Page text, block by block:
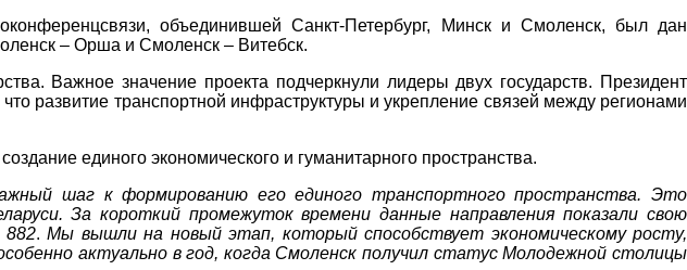
объединившей Санкт-Петербург, Минск и Смоленск, был дан
– Орша и Смоленск – Витебск.
Важное значение проекта подчеркнули лидеры двух государств. Президент
развитие транспортной инфраструктуры и укрепление связей между регионами
единого экономического и гуманитарного пространства.
шаг к формированию его единого транспортного пространства. Это
За короткий промежуток времени данные направления показали свою
882.Мы вышли на новый этап, который способствует экономическому росту,
актуально в год, когда Смоленск получил статус Молодежной столицы